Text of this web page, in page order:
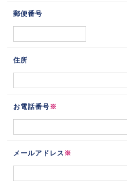
郵便番号
住所
お電話番号 ※
メールアドレス ※